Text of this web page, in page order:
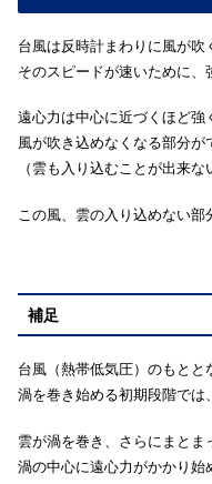
台風は反時計まわりに風が吹
そのスピードが速いために、
遠心力は中心に近づくほど強
風が吹き込めなくなる部分が
（雲も入り込むことが出来な
この風、雲の入り込めない
補足
台風（熱帯低気圧）のもとと
渦を巻き始める初期段階では
雲が渦を巻き、さらにまとま
渦の中心に遠心力がかかり始